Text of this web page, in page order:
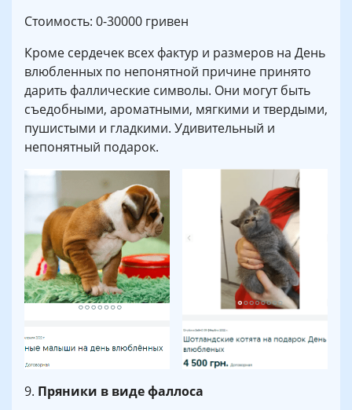
Стоимость: 0-30000 гривен
Кроме сердечек всех фактур и размеров на День
влюбленных по непонятной причине принято
дарить фаллические символы. Они могут быть
съедобными, ароматными, мягкими и твердыми,
пушистыми и гладкими. Удивительный и
непонятный подарок.
9. Пряники в виде фаллоса